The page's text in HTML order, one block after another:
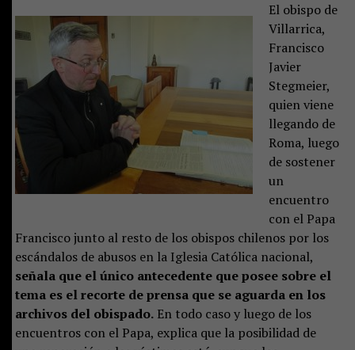
El obispo de
Villarrica,
Francisco
Javier
Stegmeier,
quien viene
llegando de
Roma, luego
de sostener
un
encuentro
con el Papa
Francisco junto al resto de los obispos chilenos por los
escándalos de abusos en la Iglesia Católica nacional,
señala que el único antecedente que posee sobre el
tema es el recorte de prensa que se aguarda en los
archivos del obispado.En todo caso y luego de los
encuentros con el Papa, explica que la posibilidad de